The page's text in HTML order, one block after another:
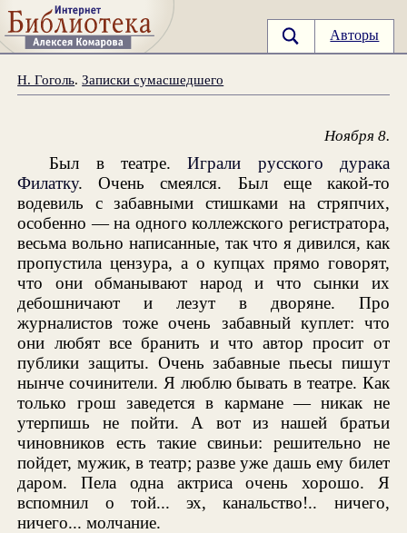
Авторы
Н. Гоголь.Записки сумасшедшего
Ноября 8.
Был в театре.Играли русского дурака
Филатку. Очень смеялся. Был еще какой-то
водевиль с забавными стишками на стряпчих,
особенно — на одного коллежского регистратора,
весьма вольно написанные, так что я дивился, как
пропустила цензура, а о купцах прямо говорят,
что они обманывают народ и что сынки их
дебошничают и лезут в дворяне. Про
журналистов тоже очень забавный куплет: что
они любят все бранить и что автор просит от
публики защиты. Очень забавные пьесы пишут
нынче сочинители. Я люблю бывать в театре. Как
только грош заведется в кармане — никак не
утерпишь не пойти. А вот из нашей братьи
чиновников есть такие свиньи: решительно не
пойдет, мужик, в театр; разве уже дашь ему билет
даром. Пела одна актриса очень хорошо. Я
вспомнил о той... эх, канальство!.. ничего,
ничего... молчание.